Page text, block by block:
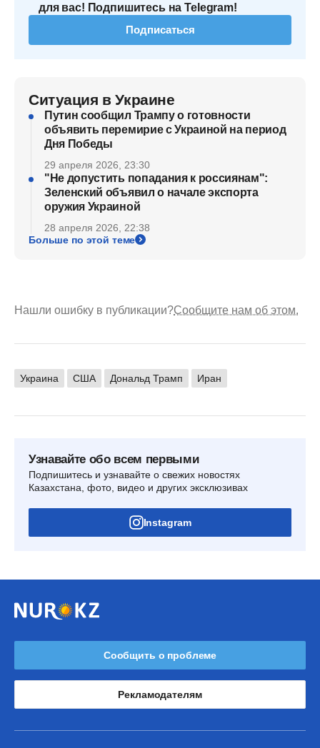
для вас! Подпишитесь на Telegram!
Подписаться
Ситуация в Украине
Путин сообщил Трампу о готовности
объявить перемирие с Украиной на период
Дня Победы
29 апреля 2026, 23:30
"Не допустить попадания к россиянам":
Зеленский объявил о начале экспорта
оружия Украиной
28 апреля 2026, 22:38
Больше по этой теме
Нашли ошибку в публикации?Сообщите нам об этом.
Украина США Дональд Трамп Иран
Узнавайте обо всем первыми
Подпишитесь и узнавайте о свежих новостях
Казахстана, фото, видео и других эксклюзивах
Instagram
Сообщить о проблеме
Рекламодателям